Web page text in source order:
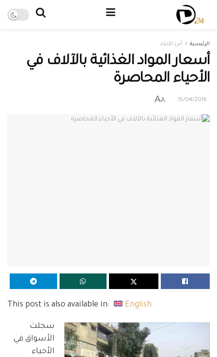
الرئيسية أبرز الأنباء
أسعار المواد الغذائية بالآلاف في
الأحياء المحاصرة
15/04/2016
A
A
This post is also available in: English
سجلت
الأسواق في
الأحياء